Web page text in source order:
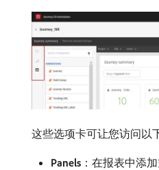
这些选项卡可让您访问以
Panels ：在报表中添